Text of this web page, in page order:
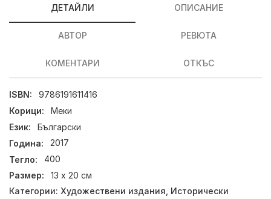
ДЕТАЙЛИ ОПИСАНИЕ
АВТОР РЕВЮТА
КОМЕНТАРИ ОТКЪС
ISBN:
9786191611416
Корици:
Меки
Език:
Български
Година:
2017
Тегло:
400
Размер:
13 х 20 см
Категории: Художествени издания Исторически